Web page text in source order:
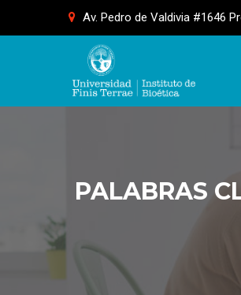
Av. Pedro de Valdivia #1646
PALABRAS